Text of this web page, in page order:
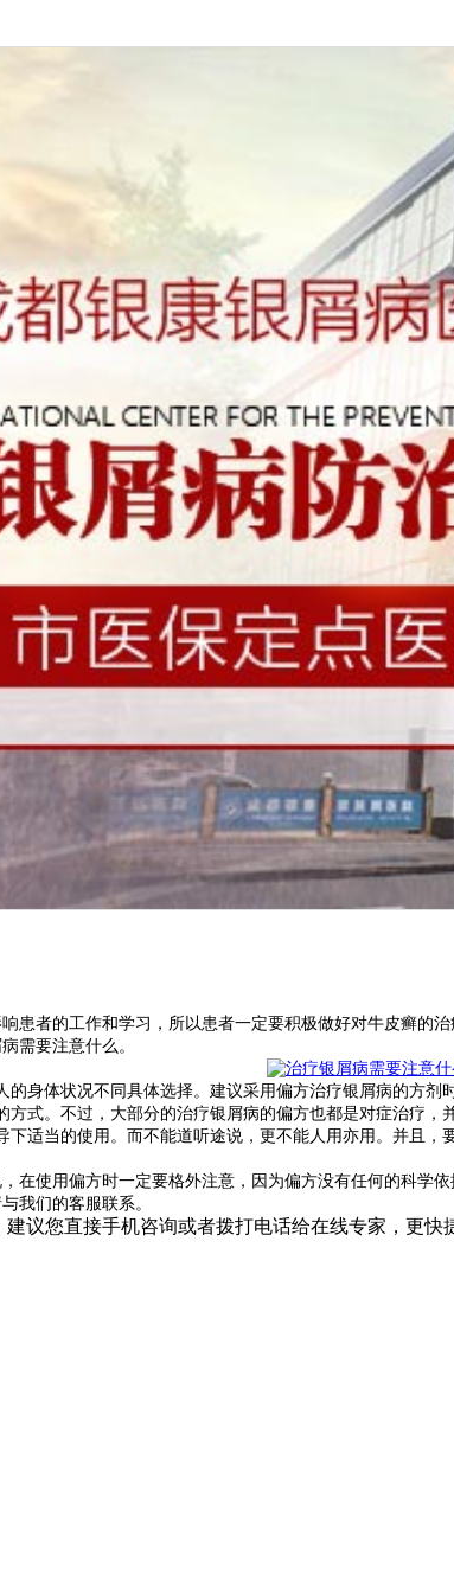
患者的工作和学习，所以患者一定要积极做好对牛皮癣的
需要注意什么。
身体状况不同具体选择。建议采用偏方治疗银屑病的方
式。不过，大部分的治疗银屑病的偏方也都是对症治疗，
适当的使用。而不能道听途说，更不能人用亦用。并且
在使用偏方时一定要格外注意，因为偏方没有任何的科学
我们的客服联系。
议您直接手机咨询或者拨打电话给在线专家，更快